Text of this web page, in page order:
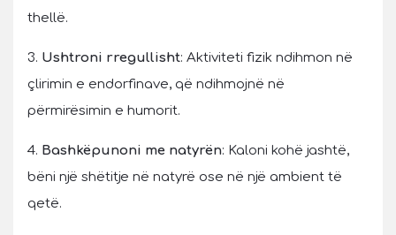
thellë.
3. Ushtroni rregullisht: Aktiviteti fizik ndihmon në
çlirimin e endorfinave, që ndihmojnë në
përmirësimin e humorit.
4. Bashkëpunoni me natyrën: Kaloni kohë jashtë,
bëni një shëtitje në natyrë ose në një ambient të
qetë.